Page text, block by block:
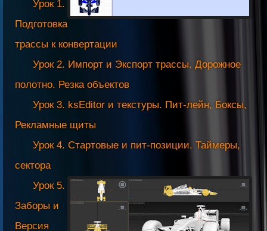
Урок 1.
Подготовка
трассы к конвертации
Урок 2. Импорт и Экспорт трассы. Дорожное
полотно. Резка объектов
Урок 3. ksEditor и текстуры. Пит-лейн, Боксы,
Рекламные щиты
Урок 4. Стартовые и пит-позиции. Таймеры,
сектора
Урок 5.
Заборы и
Версия